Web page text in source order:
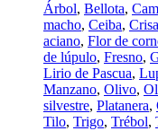
Árbol, Bellota,
macho, Ceiba,
aciano, Flor de
de lúpulo, Fresno,
Lirio de Pascua,
Manzano, Olivo,
silvestre, Platanera,
Tilo, Trigo, Trébol,